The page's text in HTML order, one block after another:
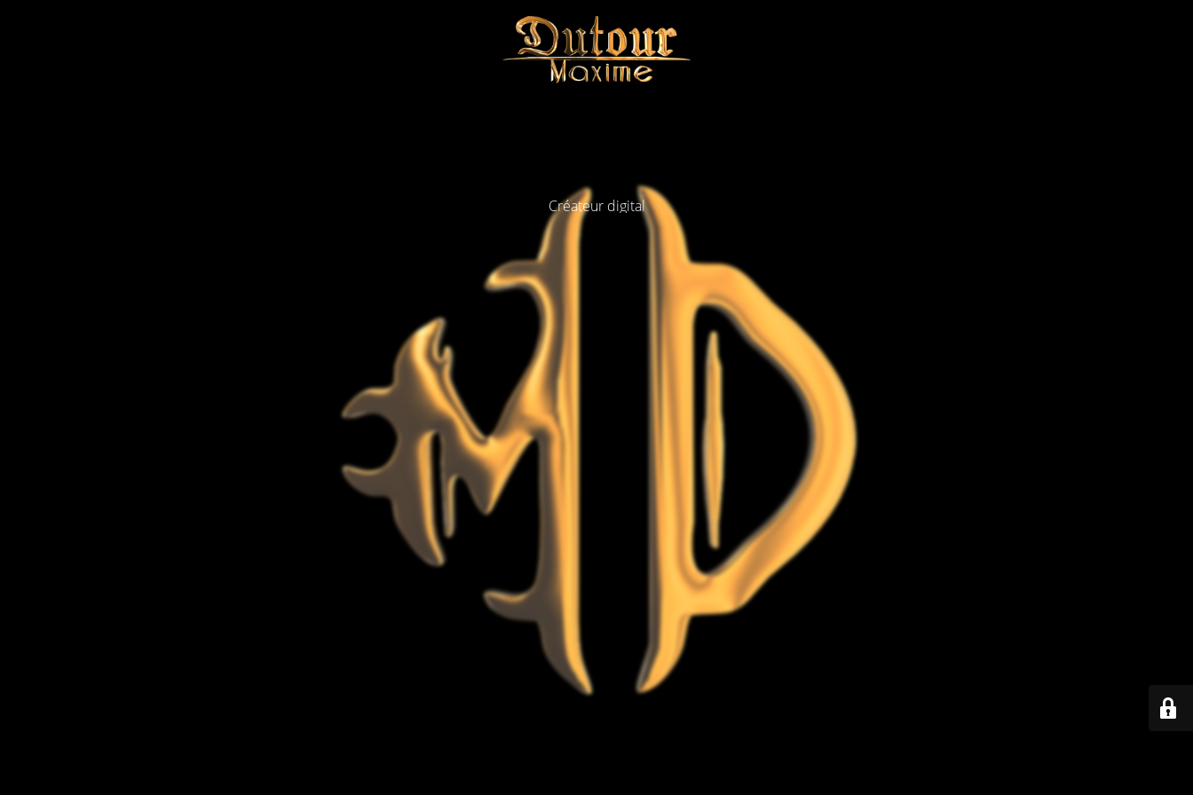
Créateur digital